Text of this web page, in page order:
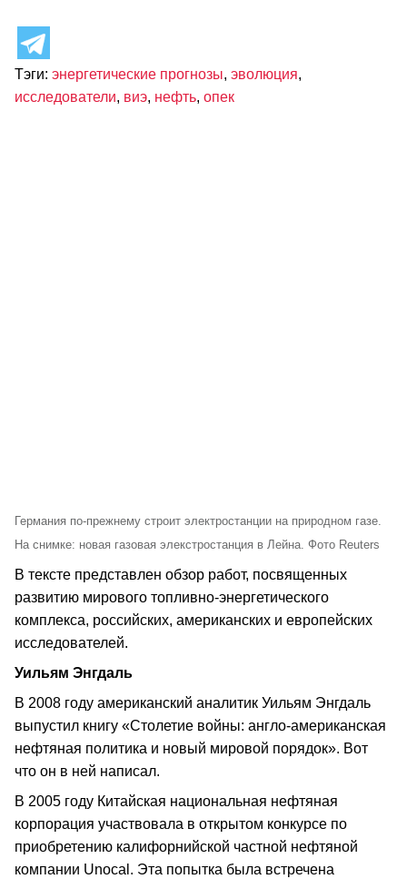
Тэги: энергетические прогнозы, эволюция,
исследователи, виэ, нефть, опек
Германия по-прежнему строит электростанции на природном газе.
На снимке: новая газовая элекстростанция в Лейна. Фото Reuters
В тексте представлен обзор работ, посвященных
развитию мирового топливно-энергетического
комплекса, российских, американских и европейских
исследователей.
Уильям Энгдаль
В 2008 году американский аналитик Уильям Энгдаль
выпустил книгу «Столетие войны: англо-американская
нефтяная политика и новый мировой порядок». Вот
что он в ней написал.
В 2005 году Китайская национальная нефтяная
корпорация участвовала в открытом конкурсе по
приобретению калифорнийской частной нефтяной
компании Unocal. Эта попытка была встречена